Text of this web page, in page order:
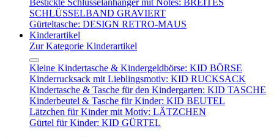
Bestickte Schlüsselanhänger mit Notes: BREITES
SCHLÜSSELBAND GRAVIERT
Gürteltasche: DESIGN RETRO-MAUS
Kinderartikel
Zur Kategorie Kinderartikel
Kleine Kindertasche & Kindergeldbörse: KID BÖRSE
Kinderrucksack mit Lieblingsmotiv: KID RUCKSACK
Kindertasche & Tasche für den Kindergarten: KID TASCHE
Kinderbeutel & Tasche für Kinder: KID BEUTEL
Lätzchen für Kinder mit Motiv: LÄTZCHEN
Gürtel für Kinder: KID GÜRTEL